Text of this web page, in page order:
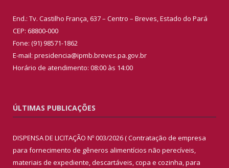
End.: Tv. Castilho França, 637 – Centro – Breves, Estado do Pará
CEP: 68800-000
Fone: (91) 98571-1862
E-mail: presidencia@ipmb.breves.pa.gov.br
Horário de atendimento: 08:00 às 14:00
ÚLTIMAS PUBLICAÇÕES
DISPENSA DE LICITAÇÃO Nº 003/2026 ( Contratação de empresa
para fornecimento de gêneros alimentícios não perecíveis,
materiais de expediente, descartáveis, copa e cozinha, para